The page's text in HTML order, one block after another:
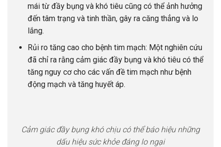
mái từ đầy bụng và khó tiêu cũng có thể ảnh hưởng
đến tâm trạng và tinh thần, gây ra căng thẳng và lo
lắng.
Rủi ro tăng cao cho bệnh tim mạch: Một nghiên cứu
đã chỉ ra rằng cảm giác đầy bụng và khó tiêu có thể
tăng nguy cơ cho các vấn đề tim mạch như bệnh
động mạch và tăng huyết áp.
Cảm giác đầy bụng khó chịu có thể báo hiệu những
dấu hiệu sức khỏe đáng lo ngại